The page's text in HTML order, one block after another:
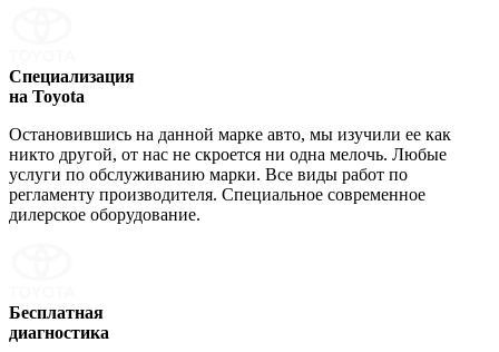
Специализация
на Toyota
Остановившись на данной марке авто, мы изучили ее как
никто другой, от нас не скроется ни одна мелочь. Любые
услуги по обслуживанию марки. Все виды работ по
регламенту производителя. Специальное современное
дилерское оборудование.
Бесплатная
диагностика